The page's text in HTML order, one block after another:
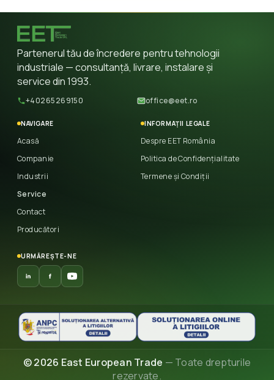
Partenerul tău de încredere pentru tehnologii
industriale — consultanță, livrare, instalare și
service din 1993.
+40265269150 office@eet.ro
NAVIGARE
Acasă
Companie
Industrii
Service
Contact
Producători
INFORMAȚII LEGALE
Despre EET România
Politica de Confidențialitate
Termene și Condiții
URMĂREȘTE-NE
© 2026 East European Trade — Toate drepturile
rezervate.